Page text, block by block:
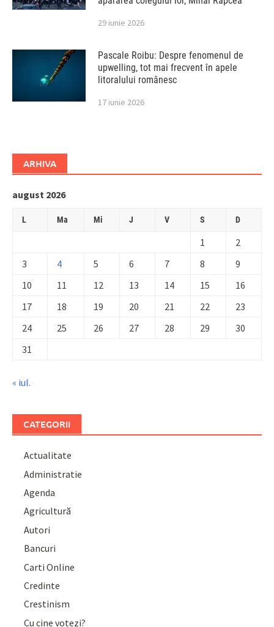
29 iunie 2026
Pascale Roibu: Despre fenomenul de
upwelling, tot mai frecvent în apele
litoralului românesc
17 iunie 2026
ARHIVA
august 2026
L Ma Mi J V S D
1
2
3
4 5 6 7 8
9
10
11 12 13 14 15
16
17
18 19 20 21 22
23
24
25 26 27 28 29
30
31
« iul.
CATEGORII
Actualitate
Administratie
Agenda
Agricultură
Autori
Bancuri
Carti Online
Credinte
Crestinism
Cu cine votezi?